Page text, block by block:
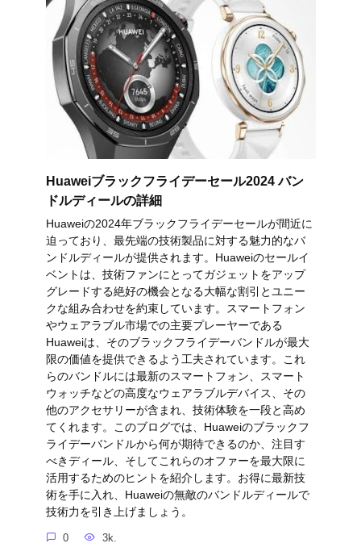
Huaweiブラックフライデーセール2024 バン
ドルディールの詳細
Huaweiの2024年ブラックフライデーセールが間近に
迫っており、最先端の技術製品に対する魅力的なバ
ンドルディールが提供されます。Huaweiのセールイ
ベントは、技術ファンにとってガジェットをアップ
グレードする絶好の機会となる大幅な割引とユニー
クな組み合わせを約束しています。スマートフォン
やウェアラブル市場での主要プレーヤーである
Huaweiは、そのブラックフライデーバンドルが最大
限の価値を提供できるよう工夫されています。これ
らのバンドルには最新のスマートフォン、スマート
ウォッチなどの高度なウェアラブルデバイス、その
他のアクセサリーが含まれ、技術体験を一段と高め
てくれます。このブログでは、Huaweiのブラックフ
ライデーバンドルから何が期待できるのか、注目す
べきディール、そしてこれらのオファーを最大限に
活用するためのヒントを紹介します。お得に最新技
術を手に入れ、Huaweiの無敵のバンドルディールで
技術力を引き上げましょう。
0 3k.